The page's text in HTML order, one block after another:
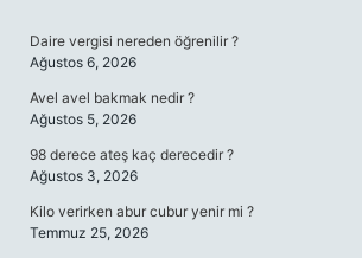
Daire vergisi nereden öğrenilir ?
Ağustos 6, 2026
Avel avel bakmak nedir ?
Ağustos 5, 2026
98 derece ateş kaç derecedir ?
Ağustos 3, 2026
Kilo verirken abur cubur yenir mi ?
Temmuz 25, 2026